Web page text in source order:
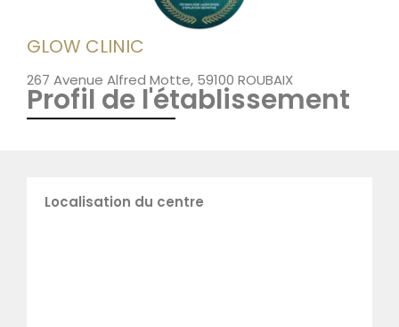
GLOW CLINIC
267 Avenue Alfred Motte, 59100 ROUBAIX
Profil de l'établissement
Localisation du centre